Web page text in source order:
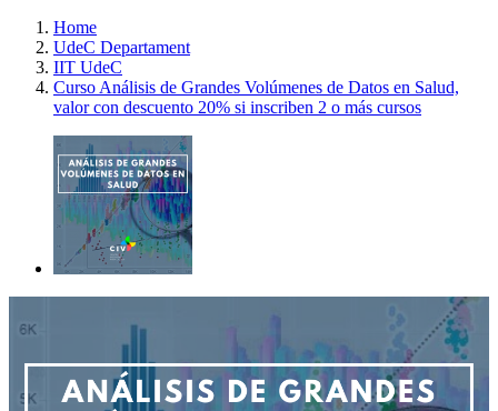
Home
UdeC Departament
IIT UdeC
Curso Análisis de Grandes Volúmenes de Datos en Salud,
valor con descuento 20% si inscriben 2 o más cursos